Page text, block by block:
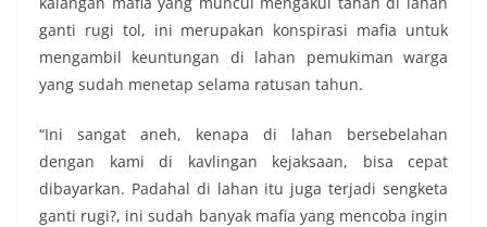
ganti rugi tol, ini merupakan konspirasi mafia untuk
mengambil keuntungan di lahan pemukiman warga
yang sudah menetap selama ratusan tahun.
“Ini sangat aneh, kenapa di lahan bersebelahan
dengan kami di kavlingan kejaksaan, bisa cepat
dibayarkan. Padahal di lahan itu juga terjadi sengketa
ganti rugi?, ini sudah banyak mafia yang mencoba ingin